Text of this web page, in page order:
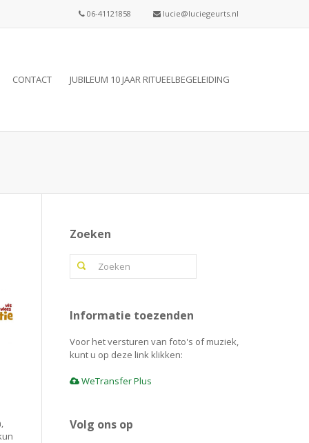
06-41121858 lucie@luciegeurts.nl
CONTACT JUBILEUM 10 JAAR RITUEELBEGELEIDING
Zoeken
Informatie toezenden
Voor het versturen van foto's of muziek,
kunt u op deze link klikken:
WeTransfer Plus
Volg ons op